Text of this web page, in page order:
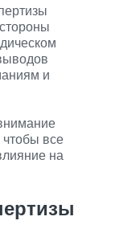
и
все
на